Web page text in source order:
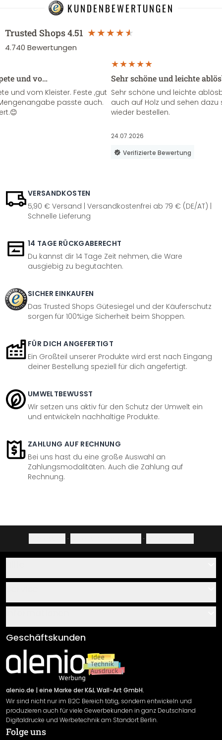
KUNDENBEWERTUNGEN
Trusted Shops4.51
4.740 Bewertungen
und vo…
und vom Kleister. Feste ,gut
passte auch.
Sehr schöne und leichte
Sehr schöne und leichte
auch auf Holz und sehen
wieder bestellen.
24.07.2026
Verifizierte Bewertung
VERSANDKOSTEN
5,90 € Versand | Versandkostenfrei ab 79 € (DE/AT) |
Schnelle Lieferung
14 TAGE RÜCKGABERECHT
Du kannst dir 14 Tage Zeit nehmen, die Ware
ausgiebig zu begutachten.
SICHER EINKAUFEN
Das Trusted Shops Gütesiegel und der Käuferschutz
sorgen für 100%ige Sicherheit beim Shoppen.
FÜR DICH ANGEFERTIGT
Ein Großteil unserer Produkte wird erst nach Eingang
deiner Bestellung speziell für dich angefertigt.
UMWELTBEWUSST
Wir setzen uns aktiv für den Schutz der Umwelt ein
und entwickeln nachhaltige Produkte.
ZAHLUNG AUF RECHNUNG
Bei uns hast du eine große Auswahl an
Zahlungsmodalitäten. Auch die Zahlung auf
Rechnung.
· ·
Über uns
Klebe- und Montageanleitungen
Newsletter An-/Abmeldung
Sendungsverfolgung
AGB
Impressum
Versand & Zahlung
Rücksendung
Widerrufsrecht
Datenschutzerklärung
Gewährleistung
Geschäftskunden
alenio.de | eine Marke der K&L Wall-Art GmbH.
Wir sind nicht nur im B2C Bereich tätig, sondern entwickeln und
produzieren auch für viele Gewerbekunden in ganz Deutschland
Digitaldrucke und Werbetechnik am Standort Berlin.
Folge uns